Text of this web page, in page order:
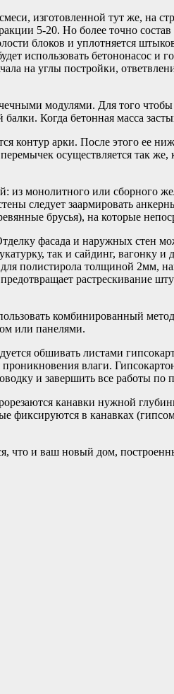
изготовленной тут же, на
5-20. Но более точно
блоков и уплотняется
использовать бетононасос
на углы постройки,
модулями. Для того чтобы
Когда бетонная масса
контур арки. После этого ее
осуществляется так
монолитного или сборного
следует заармировать
брусья), на которые
фасада и наружных стен
так и сайдинг, вагонку и
полистирола толщиной 2мм,
растрескивание
комбинированный
или панелями.
обшивать листами
влаги.
и завершить все работы
канавки нужной
фиксируются в канавках
и ваш новый дом,